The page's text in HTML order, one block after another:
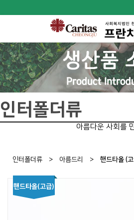
인터폴더류
아름다운 사회를
인터폴더류 > 아름드리 > 핸드타올 (
핸드타올(고급)